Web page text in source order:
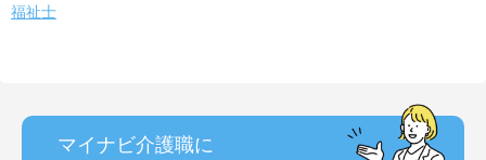
福祉士
マイナビ介護職に